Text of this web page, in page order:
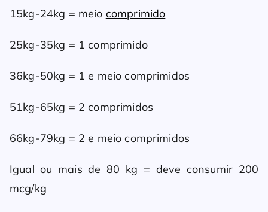
15kg-24kg = meio comprimido
25kg-35kg = 1 comprimido
36kg-50kg = 1 e meio comprimidos
51kg-65kg = 2 comprimidos
66kg-79kg = 2 e meio comprimidos
Igual ou mais de 80 kg = deve consumir 200
mcg/kg